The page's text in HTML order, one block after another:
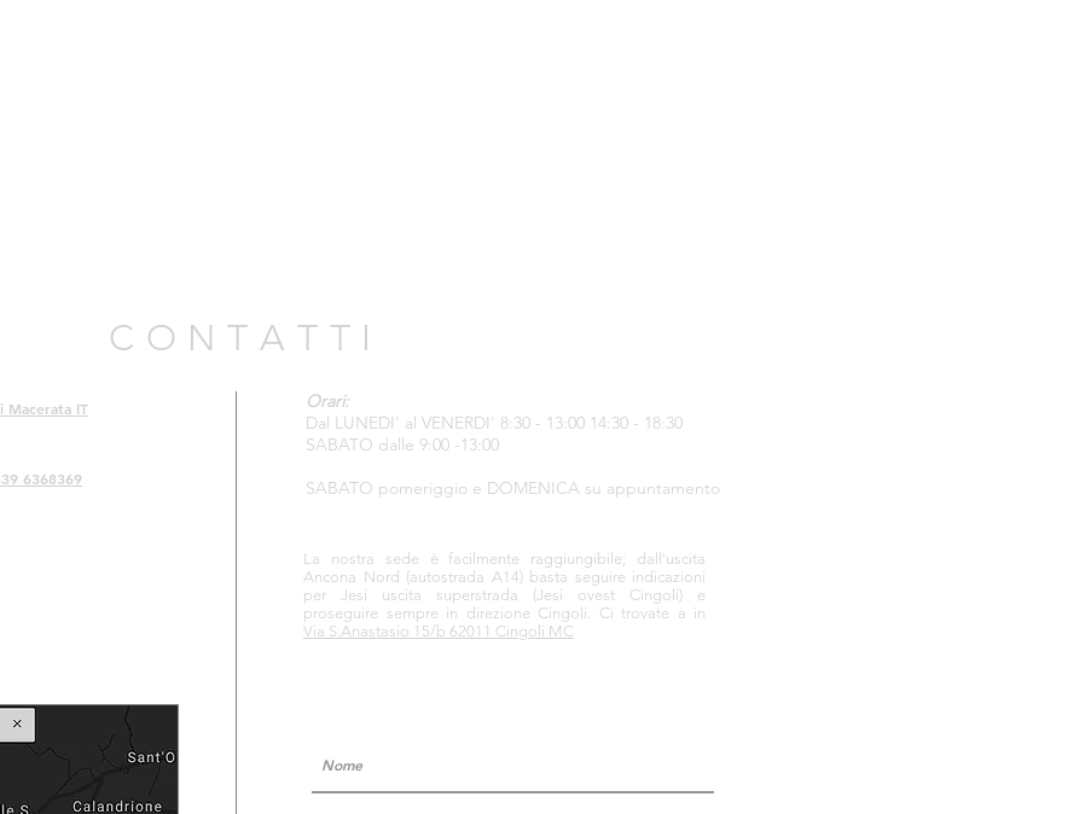
C O N T A T T I
Macerata IT
6368369
Orari:
Dal LUNEDI' al VENERDI' 8:30 - 13:00 14:30 - 18:30
SABATO dalle 9:00 -13:00
SABATO pomeriggio e DOMENICA su appuntamento
La nostra sede è facilmente raggiungibile; dall'uscita
Ancona Nord (autostrada A14) basta seguire indicazioni
per Jesi uscita superstrada (Jesi ovest Cingoli) e
proseguire sempre in direzione Cingoli. Ci trovate a in
Via S.Anastasio 15/b 62011 Cingoli MC